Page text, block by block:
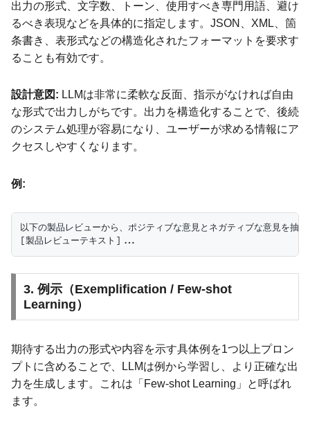
出力の形式、文字数、トーン、使用すべき専門用語、避け
るべき表現などを具体的に指定します。JSON、XML、箇
条書き、表形式などの構造化されたフォーマットを要求す
ることも有効です。
設計意図: LLMは非常に柔軟な反面、指示がなければ自由
な形式で出力しがちです。出力を構造化することで、後続
のシステム処理が容易になり、ユーザーが求める情報にア
クセスしやすくなります。
例:
以下の製品レビューから、ポジティブな意見とネガティブな意見を抽
3. 例示（Exemplification / Few-shot
Learning）
期待する出力の形式や内容を示す具体例を1つ以上プロン
プトに含めることで、LLMは例から学習し、より正確な出
力を生成します。これは「Few-shot Learning」と呼ばれ
ます。